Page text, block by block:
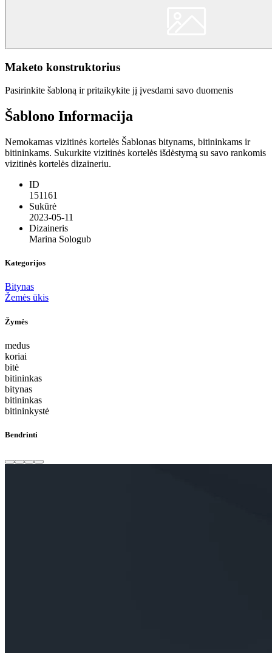
Maketo konstruktorius
Pasirinkite šabloną ir pritaikykite jį įvesdami savo duomenis
Šablono Informacija
Nemokamas vizitinės kortelės Šablonas bitynams, bitininkams ir
bitininkams. Sukurkite vizitinės kortelės išdėstymą su savo rankomis
vizitinės kortelės dizaineriu.
ID
151161
Sukūrė
2023-05-11
Dizaineris
Marina Sologub
Kategorijos
Bitynas
Žemės ūkis
Žymės
medus
koriai
bitė
bitininkas
bitynas
bitininkas
bitininkystė
Bendrinti